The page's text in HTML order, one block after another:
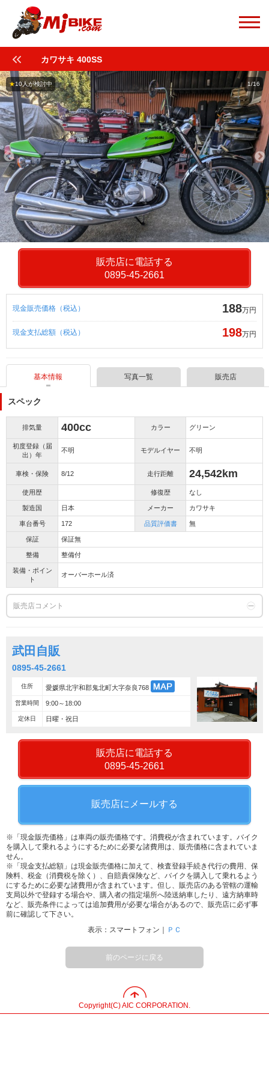
カワサキ 400SS
1/16
★10人が検討中
販売店に電話する
0895-45-2661
現金販売価格（税込） 188万円
現金支払総額（税込） 198万円
基本情報 写真一覧 販売店
スペック
排気量 400cc カラー グリーン
初度登録（届
出）年
不明 モデルイヤー 不明
車検・保険 8/12 走行距離 24,542km
使用歴 修復歴 なし
製造国 日本 メーカー カワサキ
車台番号 172 品質評価書 無
保証 保証無
整備 整備付
装備・ポイン
ト
オーバーホール済
販売店コメント
武田自販
0895-45-2661
住所 愛媛県北宇和郡鬼北町大字奈良768
営業時間 9:00～18:00
定休日 日曜・祝日
販売店に電話する
0895-45-2661
販売店にメールする
※「現金販売価格」は車両の販売価格です。消費税が含まれています。バイク
を購入して乗れるようにするために必要な諸費用は、販売価格に含まれていま
せん。
※「現金支払総額」は現金販売価格に加えて、検査登録手続き代行の費用、保
険料、税金（消費税を除く）、自賠責保険など、バイクを購入して乗れるよう
にするために必要な諸費用が含まれています。但し、販売店のある管轄の運輸
支局以外で登録する場合や、購入者の指定場所へ陸送納車したり、遠方納車時
など、販売条件によっては追加費用が必要な場合があるので、販売店に必ず事
前に確認して下さい。
表示：スマートフォン｜
ＰＣ
前のページに戻る
Copyright(C) AIC CORPORATION.